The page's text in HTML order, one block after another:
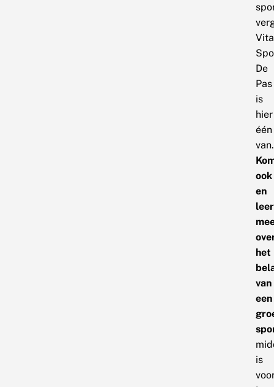
De
Pas
is
hier
één
van.
ook
en
leer
het
van
een
is